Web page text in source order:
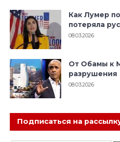
Как Лумер
потеряла
08.03.2026
От Обамы к
разрушения
08.03.2026
Подписаться на